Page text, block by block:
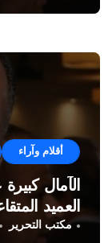
أقلام وآراء
الآمال
العميد
مكتب التحرير